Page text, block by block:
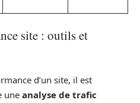
site : outils et
d’un site, il est
une analyse de trafic